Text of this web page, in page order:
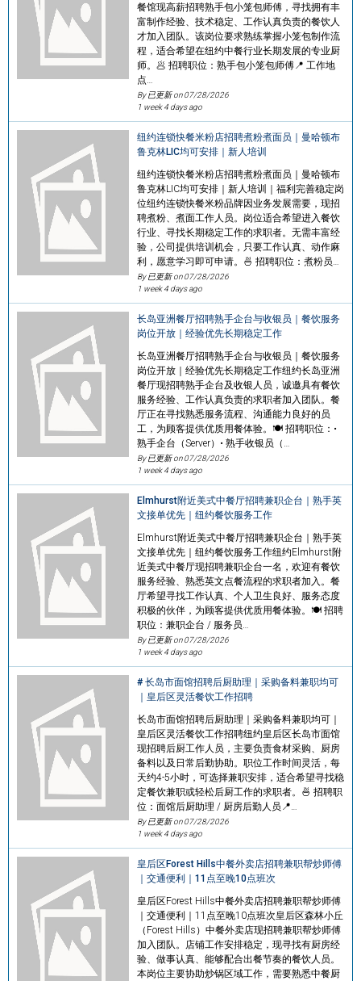
餐馆现高薪招聘熟手包小笼包师傅，寻找拥有丰
富制作经验、技术稳定、工作认真负责的餐饮人
才加入团队。该岗位要求熟练掌握小笼包制作流
程，适合希望在纽约中餐行业长期发展的专业厨
师。🥟 招聘职位：熟手包小笼包师傅📍 工作地
点…
By 已更新 on07/28/2026
1 week 4 days ago
纽约连锁快餐米粉店招聘煮粉煮面员｜曼哈顿布
鲁克林LIC均可安排｜新人培训
纽约连锁快餐米粉店招聘煮粉煮面员｜曼哈顿布
鲁克林LIC均可安排｜新人培训｜福利完善稳定岗
位纽约连锁快餐米粉品牌因业务发展需要，现招
聘煮粉、煮面工作人员。岗位适合希望进入餐饮
行业、寻找长期稳定工作的求职者。无需丰富经
验，公司提供培训机会，只要工作认真、动作麻
利，愿意学习即可申请。🍜 招聘职位：煮粉员…
By 已更新 on07/28/2026
1 week 4 days ago
长岛亚洲餐厅招聘熟手企台与收银员｜餐饮服务
岗位开放｜经验优先长期稳定工作
长岛亚洲餐厅招聘熟手企台与收银员｜餐饮服务
岗位开放｜经验优先长期稳定工作纽约长岛亚洲
餐厅现招聘熟手企台及收银人员，诚邀具有餐饮
服务经验、工作认真负责的求职者加入团队。餐
厅正在寻找熟悉服务流程、沟通能力良好的员
工，为顾客提供优质用餐体验。🍽️ 招聘职位：•
熟手企台（Server）• 熟手收银员（…
By 已更新 on07/28/2026
1 week 4 days ago
Elmhurst附近美式中餐厅招聘兼职企台｜熟手英
文接单优先｜纽约餐饮服务工作
Elmhurst附近美式中餐厅招聘兼职企台｜熟手英
文接单优先｜纽约餐饮服务工作纽约Elmhurst附
近美式中餐厅现招聘兼职企台一名，欢迎有餐饮
服务经验、熟悉英文点餐流程的求职者加入。餐
厅希望寻找工作认真、个人卫生良好、服务态度
积极的伙伴，为顾客提供优质用餐体验。🍽️ 招聘
职位：兼职企台 / 服务员…
By 已更新 on07/28/2026
1 week 4 days ago
# 长岛市面馆招聘后厨助理｜采购备料兼职均可
｜皇后区灵活餐饮工作招聘
长岛市面馆招聘后厨助理｜采购备料兼职均可｜
皇后区灵活餐饮工作招聘纽约皇后区长岛市面馆
现招聘后厨工作人员，主要负责食材采购、厨房
备料以及日常后勤协助。职位工作时间灵活，每
天约4-5小时，可选择兼职安排，适合希望寻找稳
定餐饮兼职或轻松后厨工作的求职者。🍜 招聘职
位：面馆后厨助理 / 厨房后勤人员📍…
By 已更新 on07/28/2026
1 week 4 days ago
皇后区Forest Hills中餐外卖店招聘兼职帮炒师傅
｜交通便利｜11点至晚10点班次
皇后区Forest Hills中餐外卖店招聘兼职帮炒师傅
｜交通便利｜11点至晚10点班次皇后区森林小丘
（Forest Hills）中餐外卖店现招聘兼职帮炒师傅
加入团队。店铺工作安排稳定，现寻找有厨房经
验、做事认真、能够配合出餐节奏的餐饮人员。
本岗位主要协助炒锅区域工作，需要熟悉中餐厨